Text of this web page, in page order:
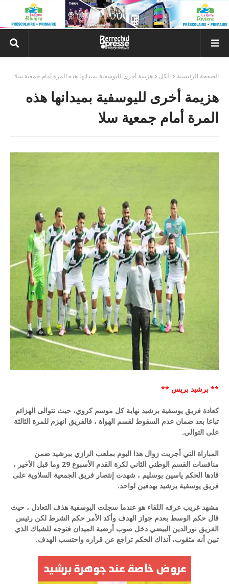
الصفحة الرئيسية الكل هزيمة أخرى لليوسفية بميدانها هذه المرة أمام جمعية سلا
هزيمة أخرى لليوسفية بميدانها هذه
المرة أمام جمعية سلا
** برشيد بريس **
كعادة فريق يوسفية برشيد نهاية كل موسم كروي، حيث تتوالى الهزائم
تباعا بعد ضمان عدم السقوط لقسم الهواة ، فالفريق انهزم للمرة الثالثة
على التوالي.
المباراة التي أجريت زوال هذا اليوم بملعب الرازي ببرشيد ضمن
منافسات القسم الوطني الثاني لكرة القدم الأسبوع 29 وما قبل الأخير ،
قادها الحكم ياسين بوسليم ، شهدت إنتصار فريق الجمعية السلاوية على
فريق يوسفية برشيد بهدفين لواحد.
مشهد غريب عرفه اللقاء هو عندما سجلت اليوسفية هذف التعادل ، حيث
قال حكم الوسط بعدم جواز الهدف وأكد الأمر حكم الشرط لكن رئيس
الفريق نورالدين البيضي دخل صوب أرضية الميدان فتوجه للشباك الذي
تبين أنه مثقوب، آنذاك الحكم تراجع عن قراره واحتسب الهدف.